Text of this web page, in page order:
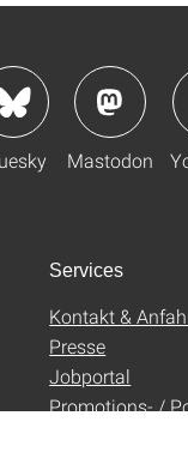
Mastodon
Services
Kontakt &
Presse
Jobportal
Promotions- /